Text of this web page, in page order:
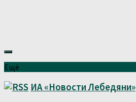
Ещё
ИА «Новости Лебедяни»